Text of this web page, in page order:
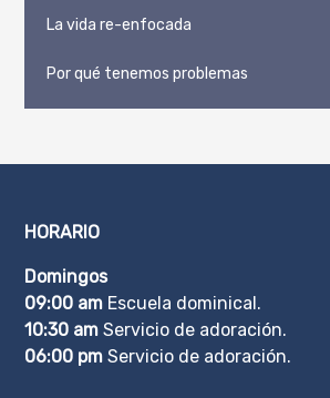
La vida re-enfocada
Por qué tenemos problemas
HORARIO
Domingos
09:00 am Escuela dominical.
10:30 am Servicio de adoración.
06:00 pm Servicio de adoración.